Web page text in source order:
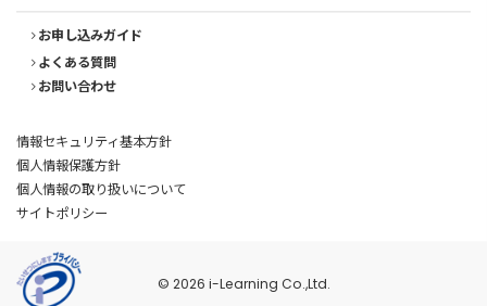
お申し込みガイド
よくある質問
お問い合わせ
情報セキュリティ基本方針
個人情報保護方針
個人情報の取り扱いについて
サイトポリシー
© 2026 i-Learning Co.,Ltd.